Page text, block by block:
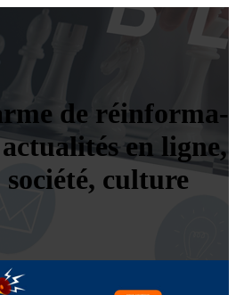
arme de réinfor­ma­
actualités en ligne,
culture